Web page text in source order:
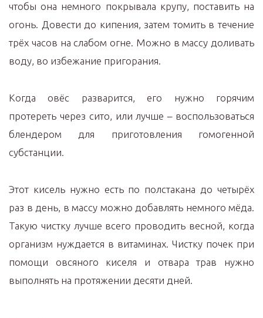
чтобы она немного покрывала крупу, поставить на
огонь. Довести до кипения, затем томить в течение
трёх часов на слабом огне. Можно в массу доливать
воду, во избежание пригорания.
Когда овёс разварится, его нужно горячим
протереть через сито, или лучше – воспользоваться
блендером для приготовления гомогенной
субстанции.
Этот кисель нужно есть по полстакана до четырёх
раз в день, в массу можно добавлять немного мёда.
Такую чистку лучше всего проводить весной, когда
организм нуждается в витаминах. Чистку почек при
помощи овсяного киселя и отвара трав нужно
выполнять на протяжении десяти дней.